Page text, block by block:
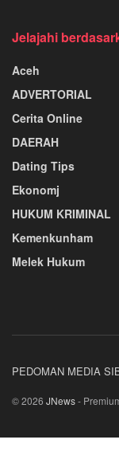
Jelajahi
Aceh
ADVERTORIAL
Cerita Online
DAERAH
Dating Tips
Ekonomj
HUKUM KRIMINAL
Kemenkunham
Melek Hukum
PEDOMAN MEDIA
© 2026 JNews-